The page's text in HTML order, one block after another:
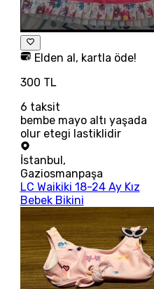
Elden al, kartla öde!
300 TL
6 taksit
bembe mayo altı yaşada
olur etegi lastiklidir
İstanbul ,
Gaziosmanpaşa
LC Waikiki 18-24 Ay Kız
Bebek Bikini